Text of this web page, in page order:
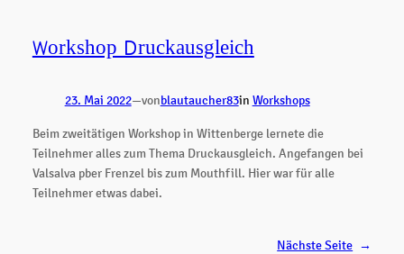
Workshop Druckausgleich
23. Mai 2022—vonblautaucher83in Workshops
Beim zweitätigen Workshop in Wittenberge lernete die
Teilnehmer alles zum Thema Druckausgleich. Angefangen bei
Valsalva pber Frenzel bis zum Mouthfill. Hier war für alle
Teilnehmer etwas dabei.
Nächste Seite →